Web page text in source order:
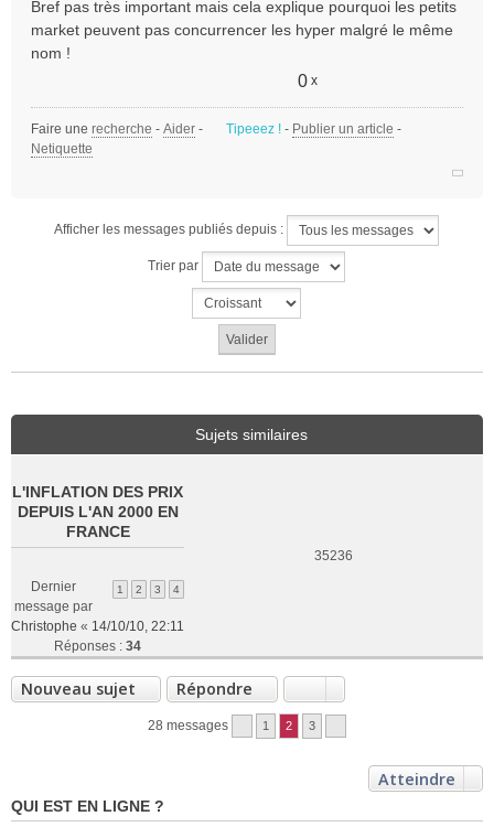
n
l
u
Bref pas très important mais cela explique pourquoi les petits
market peuvent pas concurrencer les hyper malgré le même
nom !
0 x
Faire une recherche - Aider - Tipeeez ! - Publier un article -
Netiquette
Afficher les messages publiés depuis :
Trier par
Sujets similaires
L'INFLATION DES PRIX
DEPUIS L'AN 2000 EN
FRANCE
1 2 3 4
Dernier
message par
Christophe « 14/10/10, 22:11
Réponses : 34
35236
Nouveau sujet Répondre
28 messages 1 2 3
Atteindre
QUI EST EN LIGNE ?